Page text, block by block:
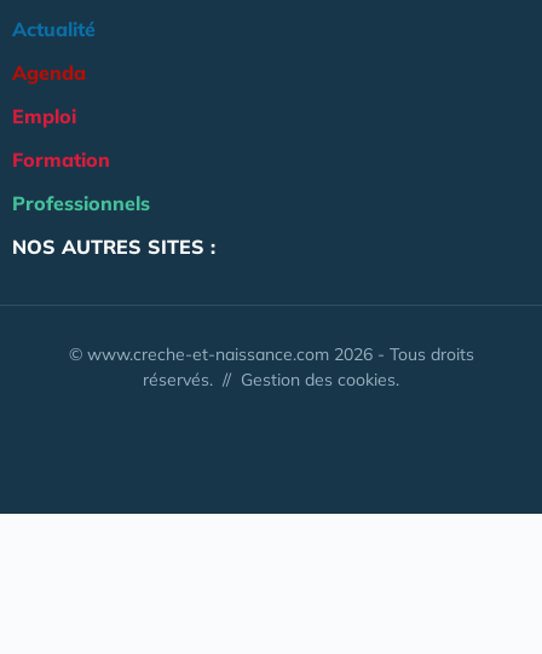
Actualité
Agenda
Emploi
Formation
Professionnels
NOS AUTRES SITES :
© www.creche-et-naissance.com 2026 - Tous droits
réservés. // Gestion des cookies.